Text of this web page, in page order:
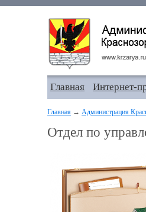
Главная Интернет-
Главная → Администрация
Отдел по